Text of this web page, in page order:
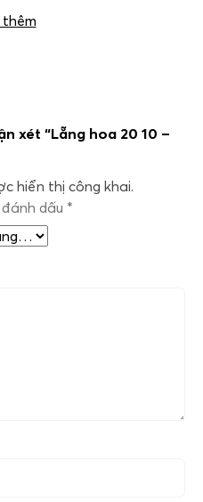
xét “Lẵng hoa 20 10 –
hiển thị công khai.
dấu *